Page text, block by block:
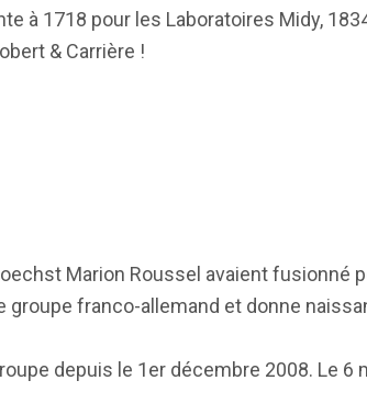
à 1718 pour les Laboratoires Midy,
& Carrière !
Marion Roussel avaient fusionné
groupe franco-allemand et donne
depuis le 1er décembre 2008. Le 6